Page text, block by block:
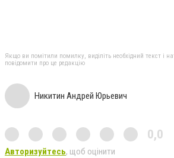
Якщо ви помітили помилку, виділіть необхідний текст і
повідомити про це редакцію
Никитин Андрей Юрьевич
0,0
Авторизуйтесь, щоб оцінити